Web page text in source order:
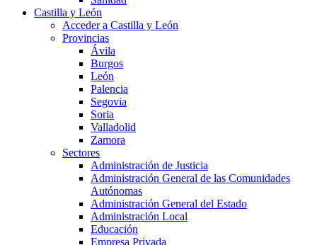
Castilla y León
Acceder a Castilla y León
Provincias
Ávila
Burgos
León
Palencia
Segovia
Soria
Valladolid
Zamora
Sectores
Administración de Justicia
Administración General de las Comunidades
Autónomas
Administración General del Estado
Administración Local
Educación
Empresa Privada